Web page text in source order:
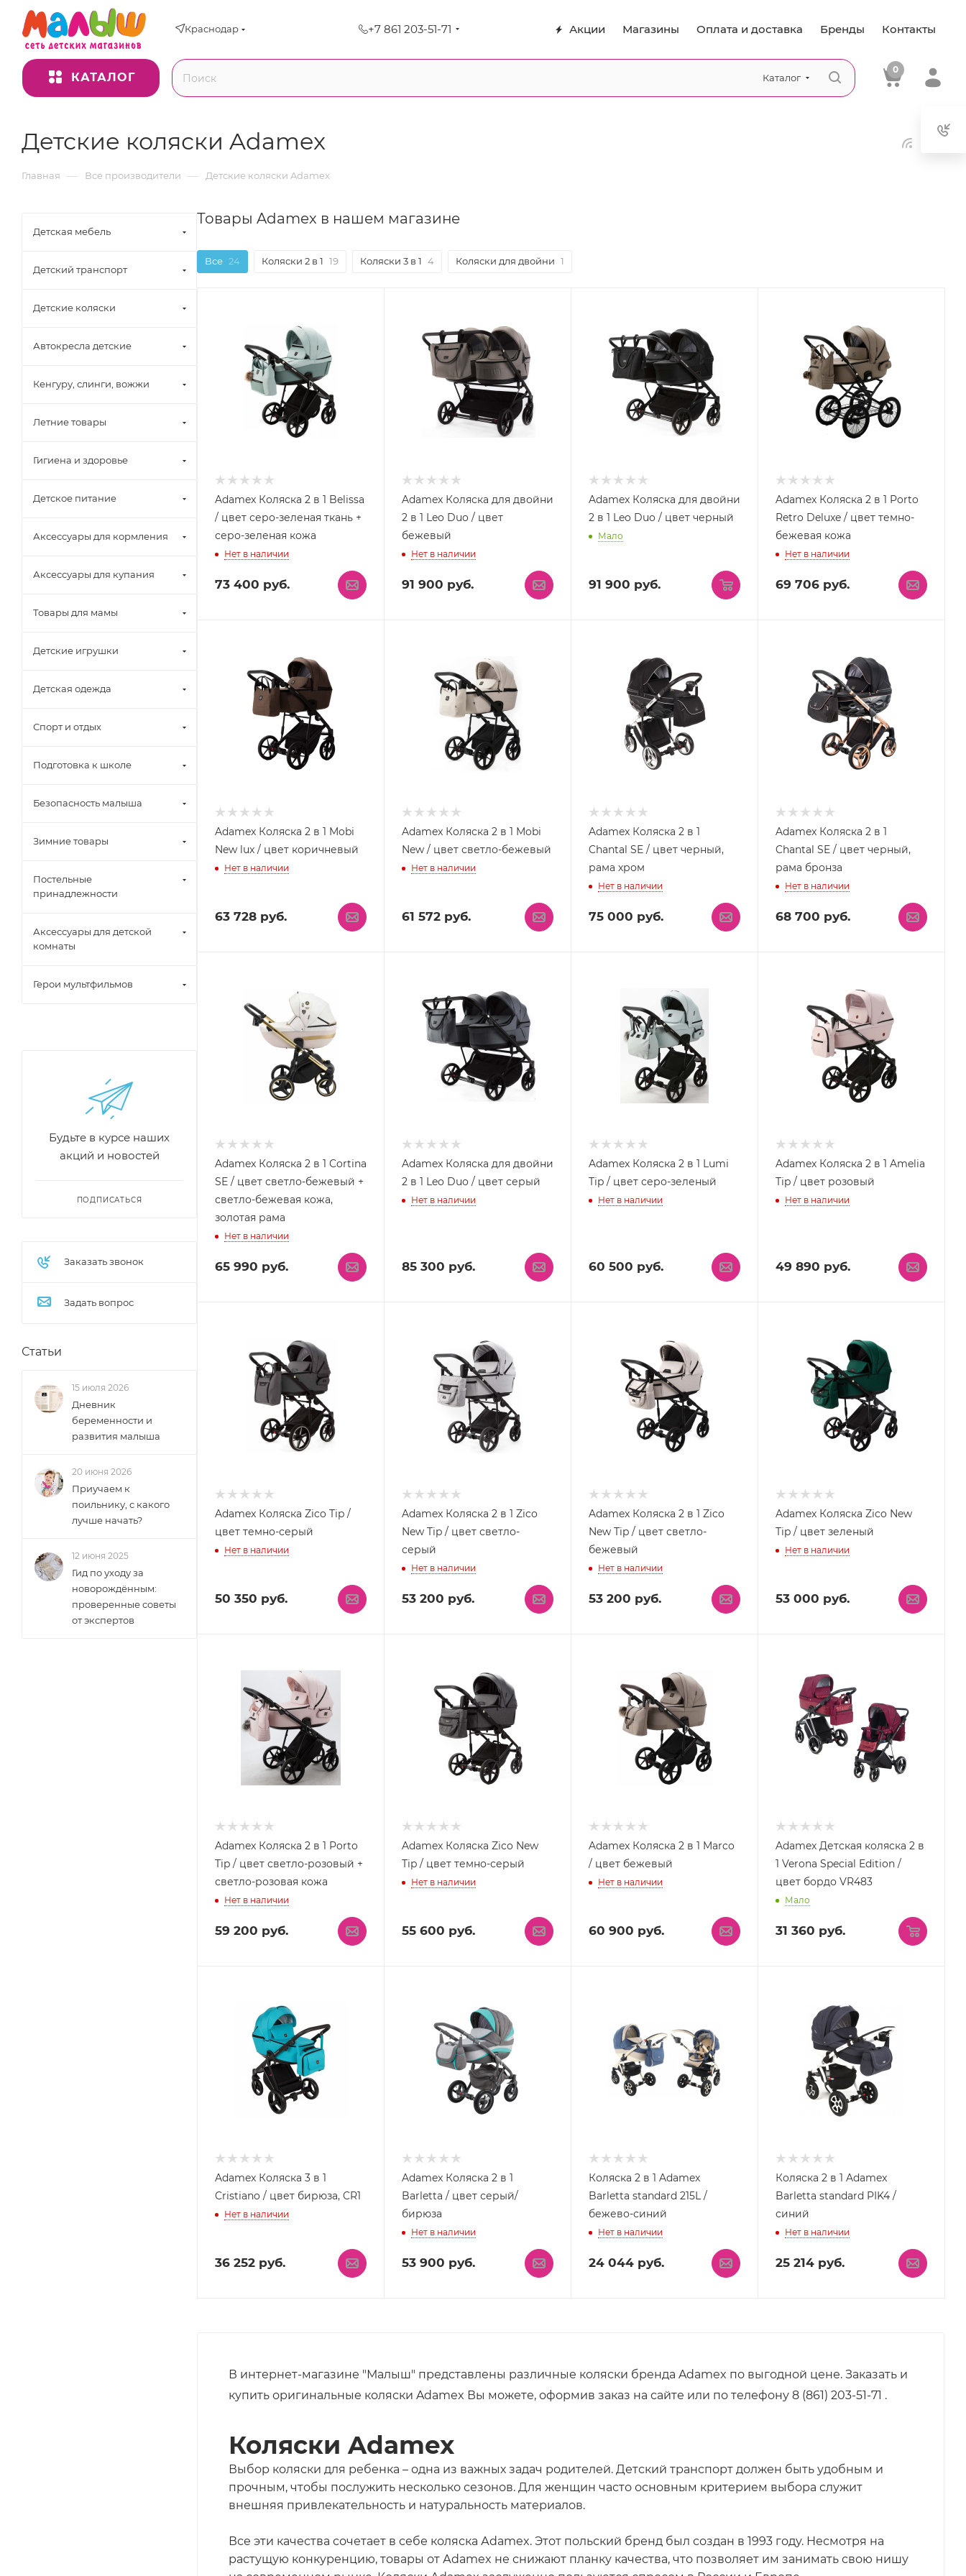
Краснодар +7 861 203-51-71 Акции Магазины Оплата и доставка Бренды Контакты
КАТАЛОГ Каталог
0
Детские коляски Adamex
Главная — Все производители — Детские коляски Adamex
Товары Adamex в нашем магазине
Все 24 Коляски 2 в 1 19 Коляски 3 в 1 4 Коляски для двойни 1
Adamex Коляска 2 в 1 Belissa
/ цвет серо-зеленая ткань +
серо-зеленая кожа
Нет в наличии
73 400 руб.
Adamex Коляска для двойни
2 в 1 Leo Duo / цвет
бежевый
Нет в наличии
91 900 руб.
Adamex Коляска для двойни
2 в 1 Leo Duo / цвет черный
Мало
91 900 руб.
Adamex Коляска 2 в 1 Porto
Retro Deluxe / цвет темно-
бежевая кожа
Нет в наличии
69 706 руб.
Adamex Коляска 2 в 1 Mobi
New lux / цвет коричневый
Нет в наличии
63 728 руб.
Adamex Коляска 2 в 1 Mobi
New / цвет светло-бежевый
Нет в наличии
61 572 руб.
Adamex Коляска 2 в 1
Chantal SE / цвет черный,
рама хром
Нет в наличии
75 000 руб.
Adamex Коляска 2 в 1
Chantal SE / цвет черный,
рама бронза
Нет в наличии
68 700 руб.
Adamex Коляска 2 в 1 Cortina
SE / цвет светло-бежевый +
светло-бежевая кожа,
золотая рама
Нет в наличии
65 990 руб.
Adamex Коляска для двойни
2 в 1 Leo Duo / цвет серый
Нет в наличии
85 300 руб.
Adamex Коляска 2 в 1 Lumi
Tip / цвет серо-зеленый
Нет в наличии
60 500 руб.
Adamex Коляска 2 в 1 Amelia
Tip / цвет розовый
Нет в наличии
49 890 руб.
Adamex Коляска Zico Tip /
цвет темно-серый
Нет в наличии
50 350 руб.
Adamex Коляска 2 в 1 Zico
New Tip / цвет светло-
серый
Нет в наличии
53 200 руб.
Adamex Коляска 2 в 1 Zico
New Tip / цвет светло-
бежевый
Нет в наличии
53 200 руб.
Adamex Коляска Zico New
Tip / цвет зеленый
Нет в наличии
53 000 руб.
Adamex Коляска 2 в 1 Porto
Tip / цвет светло-розовый +
светло-розовая кожа
Нет в наличии
59 200 руб.
Adamex Коляска Zico New
Tip / цвет темно-серый
Нет в наличии
55 600 руб.
Adamex Коляска 2 в 1 Marco
/ цвет бежевый
Нет в наличии
60 900 руб.
Adamex Детская коляска 2 в
1 Verona Special Edition /
цвет бордо VR483
Мало
31 360 руб.
Adamex Коляска 3 в 1
Cristiano / цвет бирюза, CR1
Нет в наличии
36 252 руб.
Adamex Коляска 2 в 1
Barletta / цвет серый/
бирюза
Нет в наличии
53 900 руб.
Коляска 2 в 1 Adamex
Barletta standard 215L /
бежево-синий
Нет в наличии
24 044 руб.
Коляска 2 в 1 Adamex
Barletta standard PIK4 /
синий
Нет в наличии
25 214 руб.
В интернет-магазине "Малыш" представлены различные коляски бренда Adamex по выгодной цене. Заказать и
купить оригинальные коляски Adamex Вы можете, оформив заказ на сайте или по телефону 8 (861) 203-51-71 .
Коляски Adamex
Выбор коляски для ребенка – одна из важных задач родителей. Детский транспорт должен быть удобным и
прочным, чтобы послужить несколько сезонов. Для женщин часто основным критерием выбора служит
внешняя привлекательность и натуральность материалов.
Все эти качества сочетает в себе коляска Аdamex. Этот польский бренд был создан в 1993 году. Несмотря на
растущую конкуренцию, товары от Аdamex не снижают планку качества, что позволяет им занимать свою нишу
Детская мебель
Детский транспорт
Детские коляски
Автокресла детские
Кенгуру, слинги, вожжи
Летние товары
Гигиена и здоровье
Детское питание
Аксессуары для кормления
Аксессуары для купания
Товары для мамы
Детские игрушки
Детская одежда
Спорт и отдых
Подготовка к школе
Безопасность малыша
Зимние товары
Постельные
принадлежности
Аксессуары для детской
комнаты
Герои мультфильмов
Будьте в курсе наших
акций и новостей
ПОДПИСАТЬСЯ
Заказать звонок
Задать вопрос
Статьи
15 июля 2026
Дневник
беременности и
развития малыша
20 июня 2026
Приучаем к
поильнику, с какого
лучше начать?
12 июня 2025
Гид по уходу за
новорождённым:
проверенные советы
от экспертов